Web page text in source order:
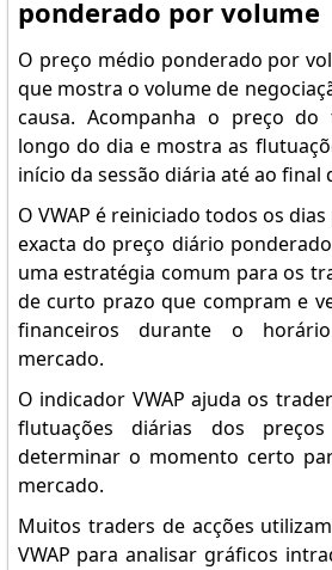
ponderado por volume
O preço médio ponderado por
que mostra o volume de
causa. Acompanha o preço
longo do dia e mostra as
início da sessão diária até ao final
O VWAP é reiniciado todos os
exacta do preço diário
uma estratégia comum para os
de curto prazo que compram e
financeiros durante o
mercado.
O indicador VWAP ajuda os
flutuações diárias dos
determinar o momento certo
mercado.
Muitos traders de acções
VWAP para analisar gráficos